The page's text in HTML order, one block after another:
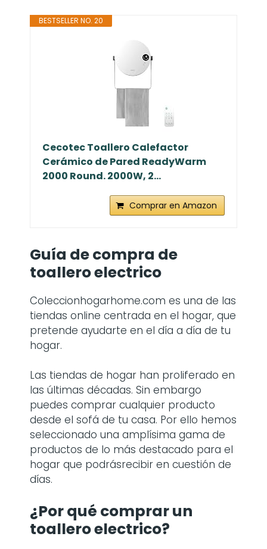
BESTSELLER NO. 20
Cecotec Toallero Calefactor
Cerámico de Pared ReadyWarm
2000 Round. 2000W, 2...
Comprar en Amazon
Guía de compra de
toallero electrico
Coleccionhogarhome.com es una de las
tiendas online centrada en el hogar, que
pretende ayudarte en el día a día de tu
hogar.
Las tiendas de hogar han proliferado en
las últimas décadas. Sin embargo
puedes comprar cualquier producto
desde el sofá de tu casa. Por ello hemos
seleccionado una amplísima gama de
productos de lo más destacado para el
hogar que podrásrecibir en cuestión de
días.
¿Por qué comprarun
toallero electrico?